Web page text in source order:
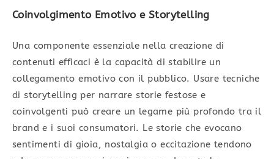
Coinvolgimento Emotivo e Storytelling
Una componente essenziale nella creazione di
contenuti efficaci è la capacità di stabilire un
collegamento emotivo con il pubblico. Usare tecniche
di storytelling per narrare storie festose e
coinvolgenti può creare un legame più profondo tra il
brand e i suoi consumatori. Le storie che evocano
sentimenti di gioia, nostalgia o eccitazione tendono